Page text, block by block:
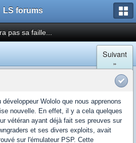
LS forums
pas sa faille...
Suivant
»
Wololo que nous apprenons
nouvelle. En effet, il y a cela quelques
vétéran ayant déjà fait ses preuves sur
et ses divers exploits, avait
sur l'émulateur PSP. Cette